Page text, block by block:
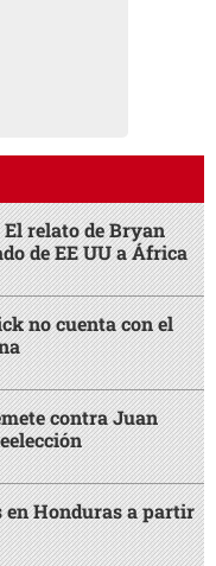
El relato de Bryan
de EE UU a África
no cuenta con el
contra Juan
en Honduras a partir